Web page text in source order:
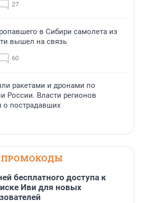
27
в Сибири самолета из
вышел на связь
60
ракетами и дронами по
России. Власти регионов
о пострадавших
ПРОМОКОДЫ
бесплатного доступа к
Иви для новых